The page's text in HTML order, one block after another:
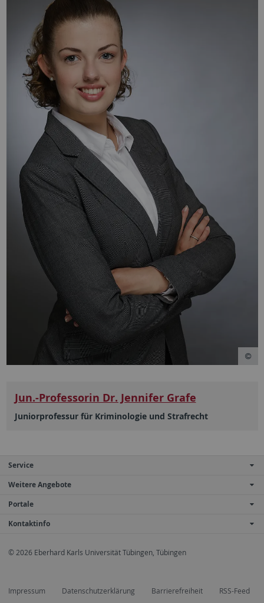
Jun.-Professorin Dr. Jennifer Grafe
Juniorprofessur für Kriminologie und Strafrecht
Service
Weitere Angebote
Portale
Kontaktinfo
© 2026 Eberhard Karls Universität Tübingen, Tübingen
Impressum Datenschutzerklärung Barrierefreiheit RSS-Feed